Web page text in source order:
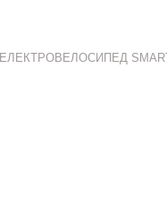
ЕЛЕКТРОВЕЛОСИПЕД